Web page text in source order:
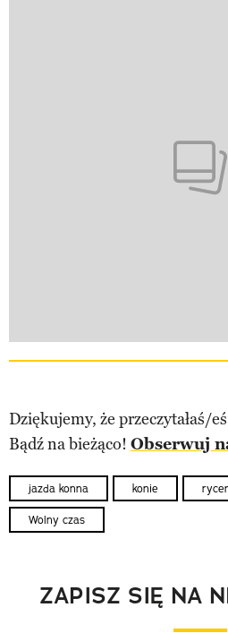
Dziękujemy, że przeczytałaś/
Bądź na bieżąco! Obserwuj
jazda konna konie
Wolny czas
ZAPISZ SIĘ NA